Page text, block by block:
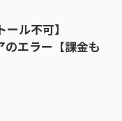
ール不可】
エラー【課金も